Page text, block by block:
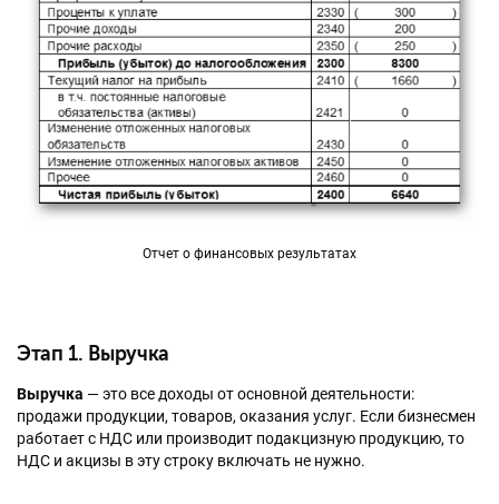
Отчет о финансовых результатах
Этап 1. Выручка
Выручка — это все доходы от основной деятельности:
продажи продукции, товаров, оказания услуг. Если бизнесмен
работает с НДС или производит подакцизную продукцию, то
НДС и акцизы в эту строку включать не нужно.